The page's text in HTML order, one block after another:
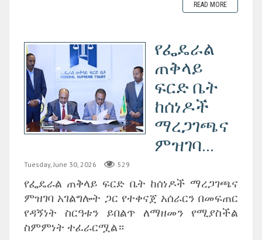
READ MORE
የፌዴራል
ጠቅላይ
ፍርድ ቤት
ከሰነዶች
ማረጋገጫና
ምዝገባ...
Tuesday, June 30, 2026 529
‎የፌዴራል ጠቅላይ ፍርድ ቤት ከሰነዶች ማረጋገጫና
ምዝገባ አገልግሎት ጋር የተቀናጀ አሰራርን በመፍጠር
የዳኝነት ስርዓቱን ይበልጥ ለማዘመን የሚያስችል
ስምምነት ተፈራርሟል።